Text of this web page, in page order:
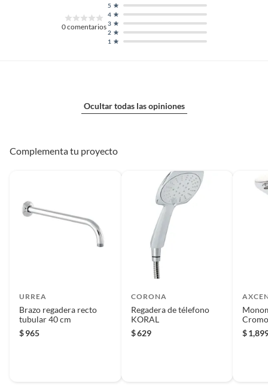
0comentarios
1
2
3
4
5
Ocultar todas las opiniones
Complementa tu proyecto
URREA
Brazo regadera recto
tubular 40 cm
$965
CORONA
Regadera de télefono
KORAL
$629
$